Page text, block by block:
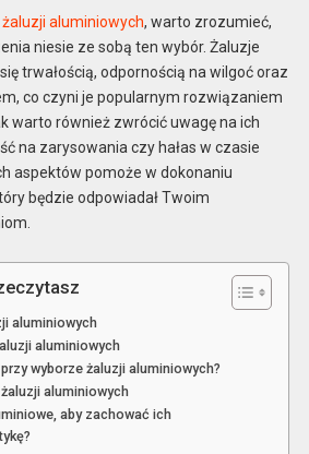
żaluzji aluminiowych, warto zrozumieć,
niesie ze sobą ten wybór. Żaluzje
trwałością, odpornością na wilgoć oraz
co czyni je popularnym rozwiązaniem
warto również zwrócić uwagę na ich
na zarysowania czy hałas w czasie
aspektów pomoże w dokonaniu
będzie odpowiadał Twoim
aluminiowych
aluminiowych
wyborze żaluzji aluminiowych?
aluminiowych
aby zachować ich